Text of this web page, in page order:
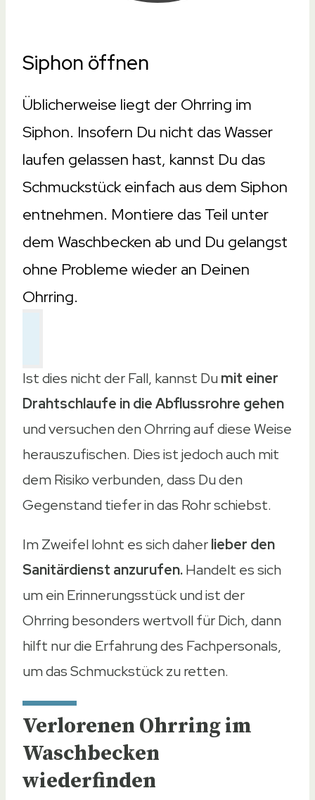
Siphon öffnen
Üblicherweise liegt der Ohrring im
Siphon. Insofern Du nicht das Wasser
laufen gelassen hast, kannst Du das
Schmuckstück einfach aus dem Siphon
entnehmen. Montiere das Teil unter
dem Waschbecken ab und Du gelangst
ohne Probleme wieder an Deinen
Ohrring.
Ist dies nicht der Fall, kannst Dumit einer
Drahtschlaufe in die Abflussrohre gehen
und versuchen den Ohrring auf diese Weise
herauszufischen. Dies ist jedoch auch mit
dem Risiko verbunden, dass Du den
Gegenstand tiefer in das Rohr schiebst.
Im Zweifel lohnt es sich daherlieber den
Sanitärdienst anzurufen.Handelt es sich
um ein Erinnerungsstück und ist der
Ohrring besonders wertvoll für Dich, dann
hilft nur die Erfahrung des Fachpersonals,
um das Schmuckstück zu retten.
Verlorenen Ohrring im
Waschbecken
wiederfinden